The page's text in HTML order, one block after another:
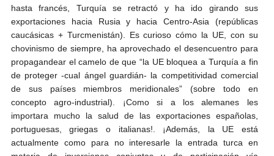
hasta francés, Turquía se retractó y ha ido girando sus
exportaciones hacia Rusia y hacia Centro-Asia (repúblicas
caucásicas + Turcmenistán). Es curioso cómo la UE, con su
chovinismo de siempre, ha aprovechado el desencuentro para
propagandear el camelo de que “la UE bloquea a Turquía a fin
de proteger -cual ángel guardián- la competitividad comercial
de sus países miembros meridionales” (sobre todo en
concepto agro-industrial). ¡Como si a los alemanes les
importara mucho la salud de las exportaciones españolas,
portuguesas, griegas o italianas!. ¡Además, la UE está
actualmente como para no interesarle la entrada turca en